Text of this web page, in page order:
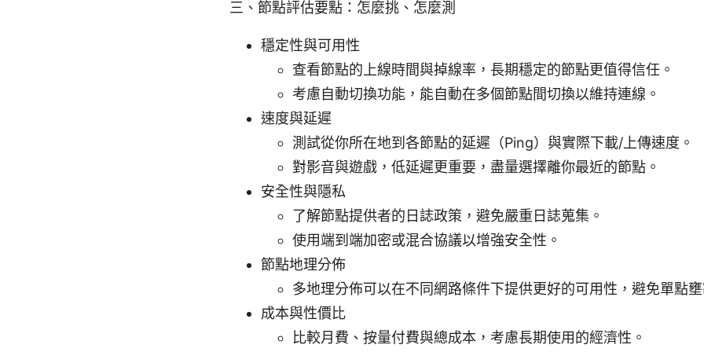
三、節點評估要點：怎麼挑、怎麼測
穩定性與可用性
查看節點的上線時間與掉線率，長期穩定的節點更值得信任。
考慮自動切換功能，能自動在多個節點間切換以維持連線。
速度與延遲
測試從你所在地到各節點的延遲（Ping）與實際下載/上傳速度。
對影音與遊戲，低延遲更重要，盡量選擇離你最近的節點。
安全性與隱私
了解節點提供者的日誌政策，避免嚴重日誌蒐集。
使用端到端加密或混合協議以增強安全性。
節點地理分佈
多地理分佈可以在不同網路條件下提供更好的可用性，避免單點
成本與性價比
比較月費、按量付費與總成本，考慮長期使用的經濟性。